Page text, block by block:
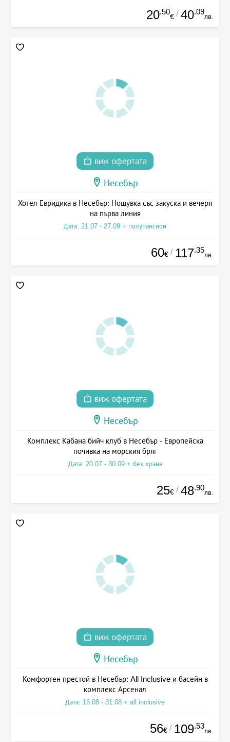
20.50
€ / 40.09
лв.
виж офертата
Несебър
Хотел Евридика в Несебър: Нощувка със закуска и вечеря
на първа линия
Дата: 21.07 - 27.09 + полупансион
60€ / 117.35
лв.
виж офертата
Несебър
Комплекс Кабана бийч клуб в Несебър - Европейска
почивка на морския бряг
Дата: 20.07 - 30.09 + без храна
25€ / 48.90
лв.
виж офертата
Несебър
Комфортен престой в Несебър: All Inclusive и басейн в
комплекс Арсенал
Дата: 16.08 - 31.08 + all inclusive
56€ / 109.53
лв.